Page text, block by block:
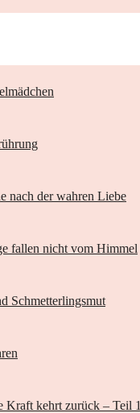
nach der wahren Liebe
fallen nicht vom Himmel
Schmetterlingsmut
Kraft kehrt zurück – Teil 1